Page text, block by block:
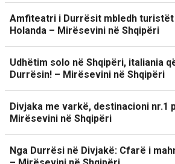
Amfiteatri i Durrësit mbledh turistët
Holanda – Mirësevini në Shqipëri
Udhëtim solo në Shqipëri, italiania
Durrësin! – Mirësevini në Shqipëri
Divjaka me varkë, destinacioni nr.1
Mirësevini në Shqipëri
Nga Durrësi në Divjakë: Cfarë i